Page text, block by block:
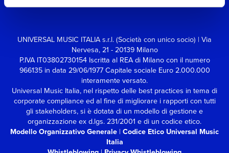
UNIVERSAL MUSIC ITALIA s.r.l. (Società con unico socio) | Via
Nervesa, 21 - 20139 Milano
P.IVA IT03802730154 Iscritta al REA di Milano con il numero
966135 in data 29/06/1977 Capitale sociale Euro 2.000.000
interamente versato.
Universal Music Italia, nel rispetto delle best practices in tema di
corporate compliance ed al fine di migliorare i rapporti con tutti
gli stakeholders, si è dotata di un modello di gestione e
organizzazione ex d.lgs. 231/2001 e di un codice etico.
Modello Organizzativo Generale | Codice Etico Universal Music
Italia